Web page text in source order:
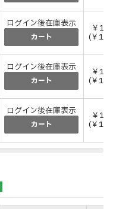
ログイン後在庫表示
カート
￥
(￥
ログイン後在庫表示
カート
￥
(￥
ログイン後在庫表示
カート
￥
(￥